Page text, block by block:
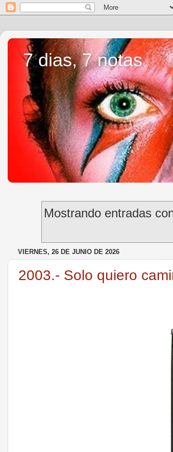
7 dias, 7 notas
Mostrando entradas
VIERNES, 26 DE JUNIO DE 2026
2003.- Solo quiero